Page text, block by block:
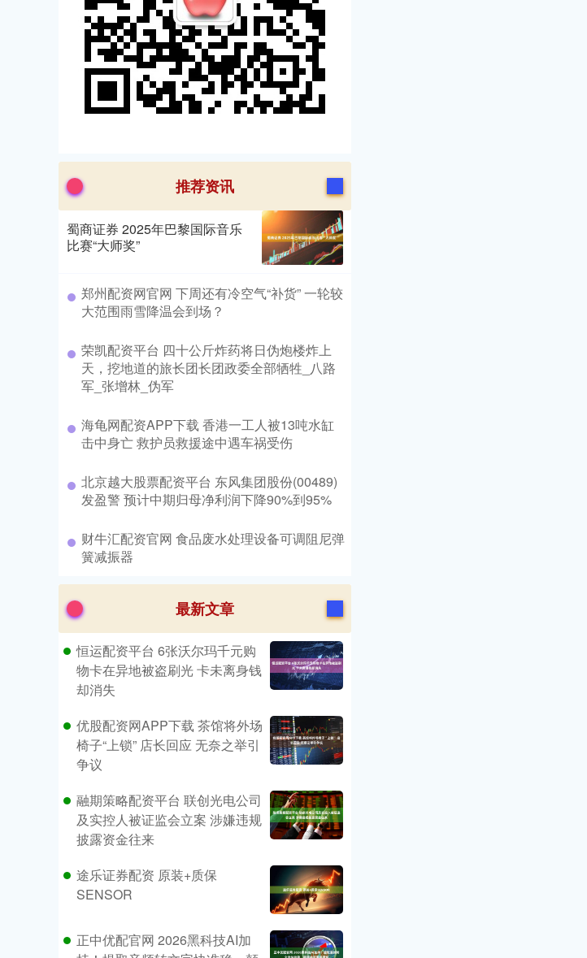
推荐资讯
蜀商证券 2025年巴黎国际音乐
比赛“大师奖”
​郑州配资网官网 下周还有冷空气“补货” 一轮较
大范围雨雪降温会到场？
​荣凯配资平台 四十公斤炸药将日伪炮楼炸上
天，挖地道的旅长团长团政委全部牺牲_八路
军_张增林_伪军
​海龟网配资APP下载 香港一工人被13吨水缸
击中身亡 救护员救援途中遇车祸受伤
​北京越大股票配资平台 东风集团股份(00489)
发盈警 预计中期归母净利润下降90%到95%
​财牛汇配资官网 食品废水处理设备可调阻尼弹
簧减振器
最新文章
恒运配资平台 6张沃尔玛千元购
物卡在异地被盗刷光 卡未离身钱
却消失
优股配资网APP下载 茶馆将外场
椅子“上锁” 店长回应 无奈之举引
争议
融期策略配资平台 联创光电公司
及实控人被证监会立案 涉嫌违规
披露资金往来
途乐证券配资 原装+质保
SENSOR
正中优配官网 2026黑科技AI加